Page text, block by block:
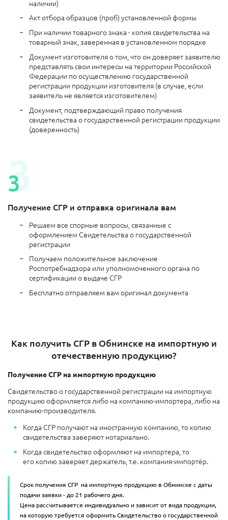
наличии)
Акт отбора образцов (проб) установленной формы
При наличии товарного знака - копия свидетельства на
товарный знак, заверенная в установленном порядке
Документ изготовителя о том, что он доверяет заявителю
представлять свои интересы на территории Российской
Федерации по осуществлению государственной
регистрации продукции изготовителя (в случае, если
заявитель не является изготовителем)
Документ, подтверждающий право получения
свидетельства о государственной регистрации продукции
(доверенность)
Получение СГР и отправка оригинала вам
Решаем все спорные вопросы, связанные с
оформлением Свидетельства о государственной
регистрации
Получаем положительное заключение
Роспотребнадзора или уполномоченного органа по
сертификации о выдаче СГР
Бесплатно отправляем вам оригинал документа
Как получить СГР в Обнинске на импортную и
отечественную продукцию?
Получение СГР на импортную продукцию
Свидетельство о государственной регистрации на импортную
продукцию оформляется либо на компанию-импортера, либо на
компанию-производителя.
Когда СГР получают на иностранную компанию, то копию
свидетельства заверяют нотариально.
Когда свидетельство оформляют на импортера, то
его копию заверяет держатель, т.е. компания-импортёр.
Срок получения СГР на импортную продукцию в Обнинске с даты
подачи заявки - до 21 рабочего дня.
Цена рассчитывается индивидуально и зависит от вида продукции,
на которую требуется оформить Свидетельство о государственной